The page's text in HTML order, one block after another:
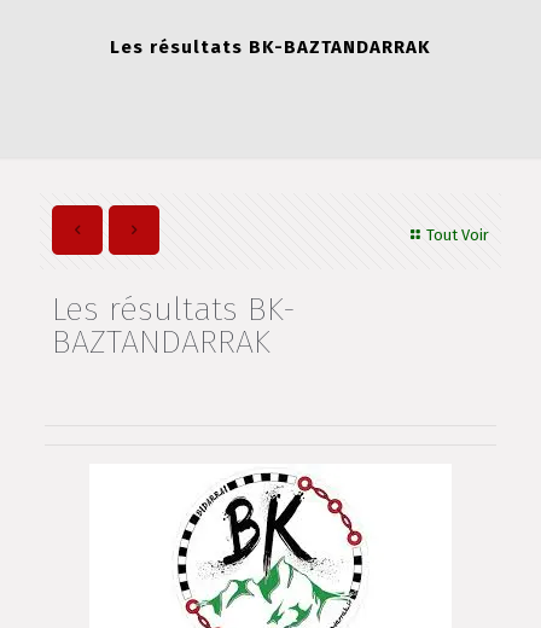
Les résultats BK-BAZTANDARRAK
Tout Voir
Les résultats BK-
BAZTANDARRAK